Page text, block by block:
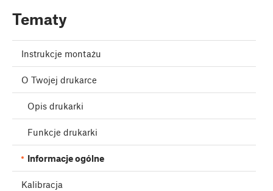
Tematy
Instrukcje montażu
O Twojej drukarce
Opis drukarki
Funkcje drukarki
Informacje ogólne
Kalibracja